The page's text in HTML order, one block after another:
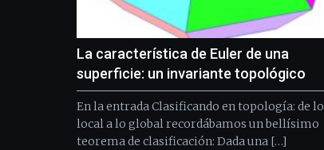
La característica de Euler de una
superficie: un invariante topológico
En la entrada Clasificando en topología: de lo
local a lo global recordábamos un bellísimo
teorema de clasificación: Dada una […]